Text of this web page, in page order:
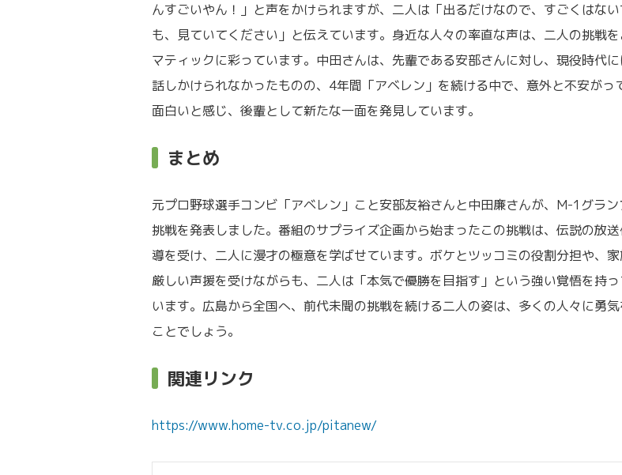
んすごいやん！」と声をかけられますが、二人は「出るだけなので、すごくはな
も、見ていてください」と伝えています。身近な人々の率直な声は、二人の挑戦
マティックに彩っています。中田さんは、先輩である安部さんに対し、現役時代
話しかけられなかったものの、4年間「アベレン」を続ける中で、意外と不安がっ
面白いと感じ、後輩として新たな一面を発見しています。
まとめ
元プロ野球選手コンビ「アベレン」こと安部友裕さんと中田廉さんが、M-1グラン
挑戦を発表しました。番組のサプライズ企画から始まったこの挑戦は、伝説の放
導を受け、二人に漫才の極意を学ばせています。ボケとツッコミの役割分担や、
厳しい声援を受けながらも、二人は「本気で優勝を目指す」という強い覚悟を持
います。広島から全国へ、前代未聞の挑戦を続ける二人の姿は、多くの人々に勇
ことでしょう。
関連リンク
https://www.home-tv.co.jp/pitanew/